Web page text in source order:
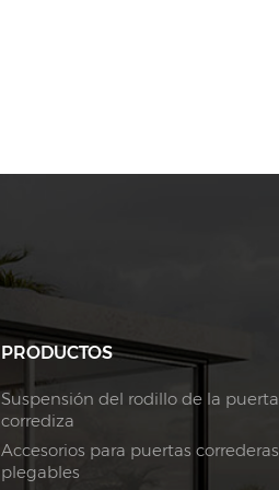
PRODUCTOS
Suspensión del rodillo de la puerta
corrediza
Accesorios para puertas correderas
plegables